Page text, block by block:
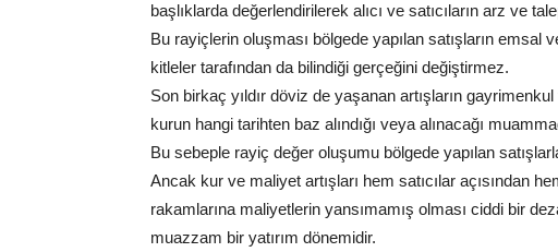
başlıklarda değerlendirilerek alıcı ve satıcıların arz ve
Bu rayiçlerin oluşması bölgede yapılan satışların emsal
kitleler tarafından da bilindiği gerçeğini değiştirmez.
Son birkaç yıldır döviz de yaşanan artışların
kurun hangi tarihten baz alındığı veya alınacağı
Bu sebeple rayiç değer oluşumu bölgede yapılan
Ancak kur ve maliyet artışları hem satıcılar açısından
rakamlarına maliyetlerin yansımamış olması ciddi bir
muazzam bir yatırım dönemidir.